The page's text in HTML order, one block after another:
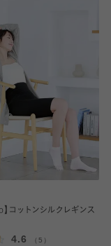
】コットンシルクレギンス
4.6 （5）